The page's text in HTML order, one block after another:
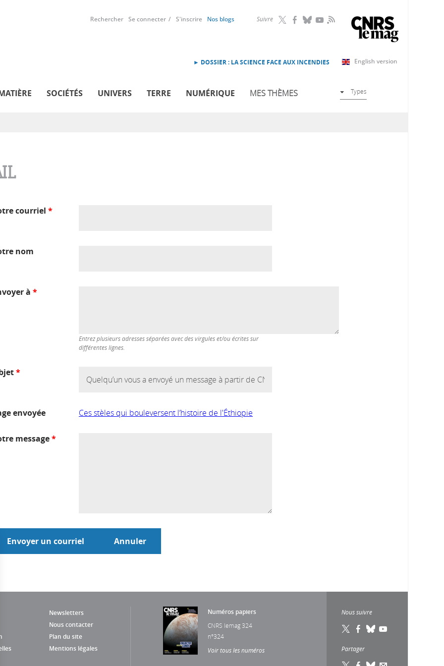
Suivre RSS
Rechercher Se connecter S'inscrire Nos blogs
English version
► DOSSIER : LA SCIENCE FACE AUX INCENDIES
SOCIÉTÉS UNIVERS TERRE NUMÉRIQUE MES THÈMES Types
courriel *
nom
à *
Entrez plusieurs adresses séparées avec des virgules et/ou écrites sur
différentes lignes.
*
envoyée Ces stèles qui bouleversent l’histoire de l'Éthiopie
message*
Newsletters
Nous contacter
Plan du site
Mentions légales
Numéros papiers
CNRS lemag 324
n°324
Voir tous les numéros
Nous suivre
Partager